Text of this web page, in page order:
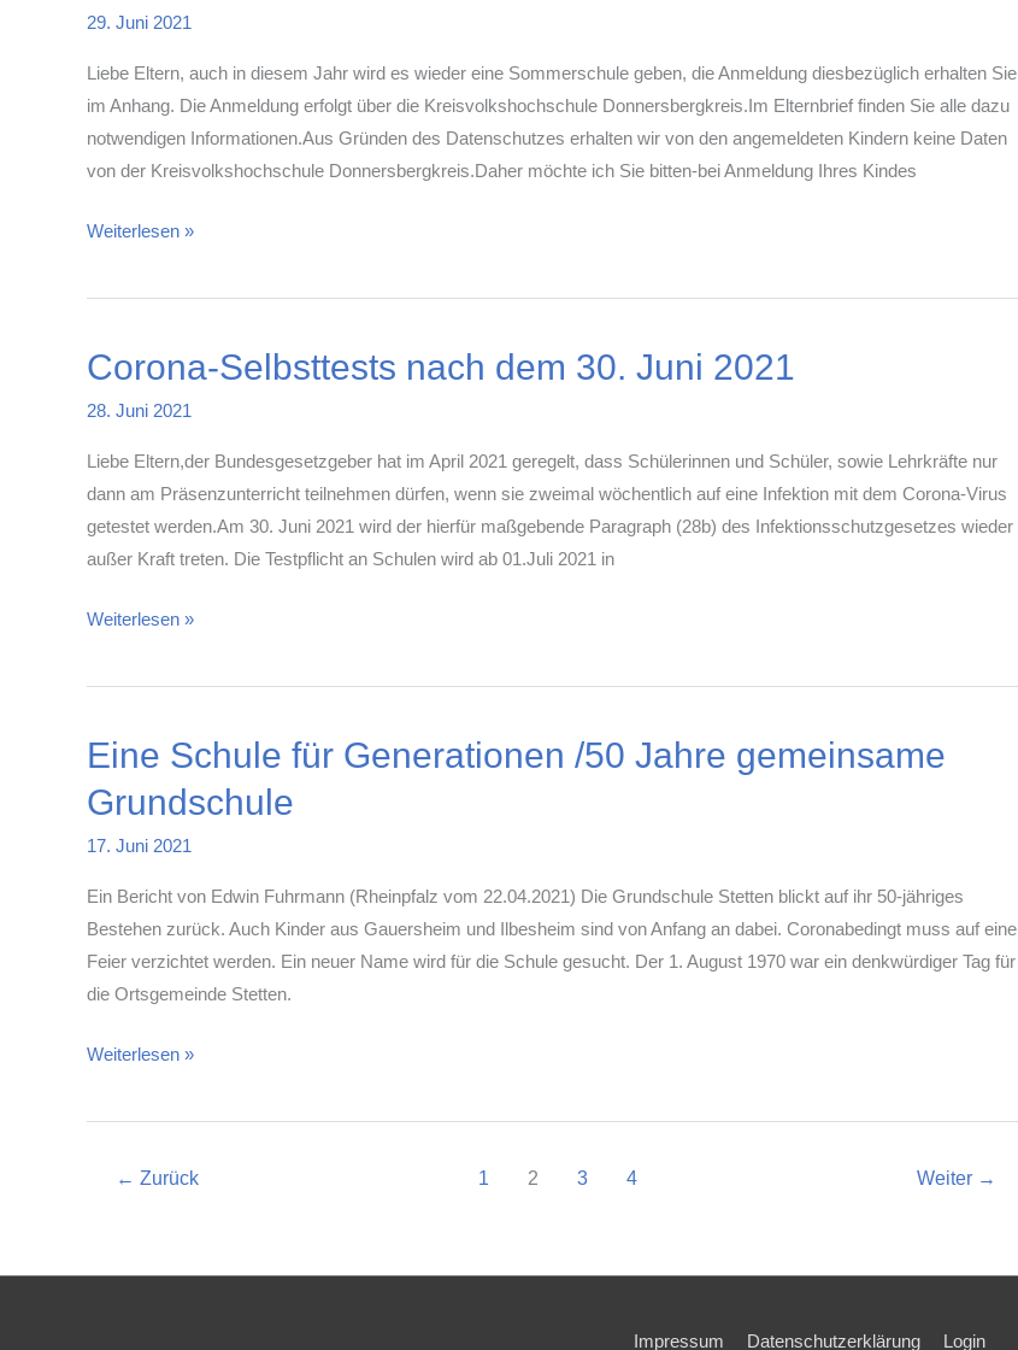
29. Juni 2021
Liebe Eltern, auch in diesem Jahr wird es wieder eine Sommerschule geben, die Anmeldung diesbezüglich erhalten Sie
im Anhang. Die Anmeldung erfolgt über die Kreisvolkshochschule Donnersbergkreis.Im Elternbrief finden Sie alle dazu
notwendigen Informationen.Aus Gründen des Datenschutzes erhalten wir von den angemeldeten Kindern keine Daten
von der Kreisvolkshochschule Donnersbergkreis.Daher möchte ich Sie bitten-bei Anmeldung Ihres Kindes
Sommerschule
Weiterlesen »
Corona-Selbsttests nach dem 30. Juni 2021
28. Juni 2021
Liebe Eltern,der Bundesgesetzgeber hat im April 2021 geregelt, dass Schülerinnen und Schüler, sowie Lehrkräfte nur
dann am Präsenzunterricht teilnehmen dürfen, wenn sie zweimal wöchentlich auf eine Infektion mit dem Corona-Virus
getestet werden.Am 30. Juni 2021 wird der hierfür maßgebende Paragraph (28b) des Infektionsschutzgesetzes wieder
außer Kraft treten. Die Testpflicht an Schulen wird ab 01.Juli 2021 in
Corona-
nach
30.
2021
Weiterlesen »
Eine Schule für Generationen /50 Jahre gemeinsame
Grundschule
17. Juni 2021
Ein Bericht von Edwin Fuhrmann (Rheinpfalz vom 22.04.2021) Die Grundschule Stetten blickt auf ihr 50-jähriges
Bestehen zurück. Auch Kinder aus Gauersheim und Ilbesheim sind von Anfang an dabei. Coronabedingt muss auf eine
Feier verzichtet werden. Ein neuer Name wird für die Schule gesucht. Der 1. August 1970 war ein denkwürdiger Tag für
die Ortsgemeinde Stetten.
Eine
für
Grundschule
Weiterlesen »
← Zurück 1 2 3 4 Weiter →
Impressum Datenschutzerklärung Login